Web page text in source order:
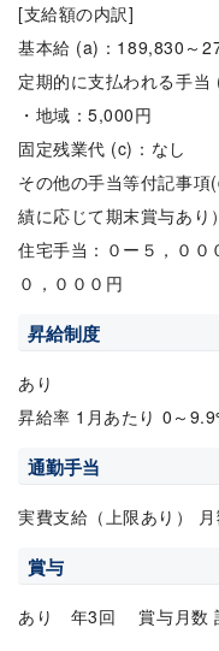
[支給額の内訳]
基本給 (a)：189,830～
定期的に支払われる手当
・地域：5,000円
固定残業代 (c)：なし
その他の手当等付記事
績に応じて期末賞与あ
住宅手当：０ー５，０
０，０００円
昇給制度
あり
昇給率 1月あたり 0～
通勤手当
実費支給（上限あり）
賞与
あり 年3回 賞与月数